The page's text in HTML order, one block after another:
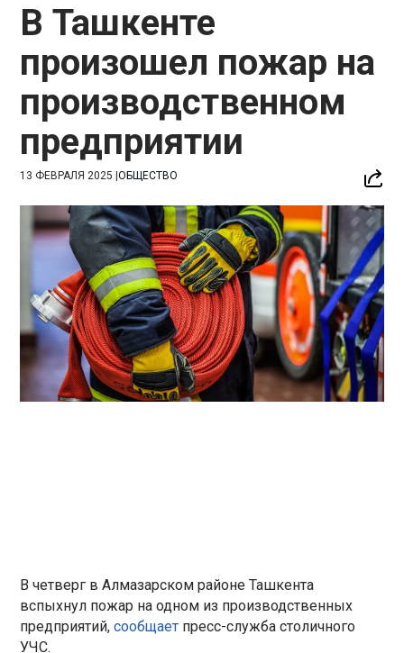
В Ташкенте
произошел пожар на
производственном
предприятии
13 ФЕВРАЛЯ 2025 |ОБЩЕСТВО
В четверг в Алмазарском районе Ташкента
вспыхнул пожар на одном из производственных
предприятий,сообщает пресс-служба столичного
УЧС.